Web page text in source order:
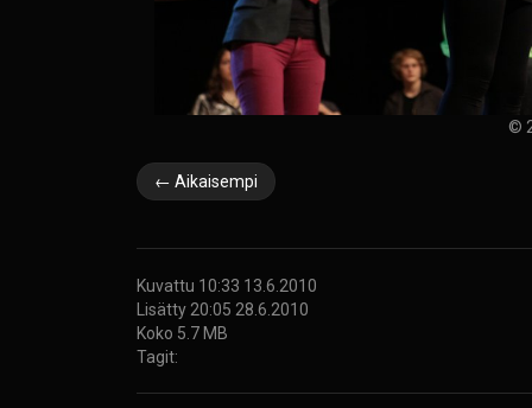
©
← Aikaisempi
Kuvattu 10:33 13.6.2010
Lisätty 20:05 28.6.2010
Koko 5.7 MB
Tagit: